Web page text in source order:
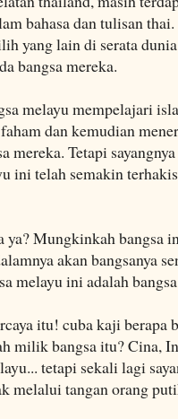
bahasa dan tulisan
yang lain di serata
bangsa mereka.
melayu mempelajari
dan kemudian
mereka. Tetapi
ini telah semakin
ya? Mungkinkah bangsa
akan bangsanya
melayu ini adalah
itu! cuba kaji berapa
milik bangsa itu? Cina,
tetapi sekali lagi
melalui tangan orang